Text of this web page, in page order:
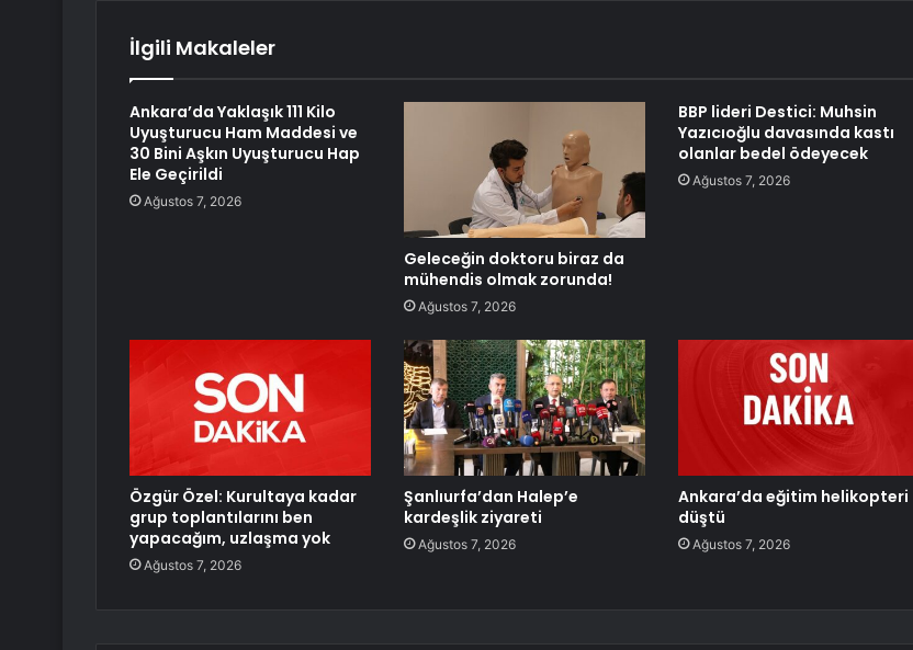
İlgili Makaleler
Ankara’da Yaklaşık 111 Kilo
Uyuşturucu Ham Maddesi ve
30 Bini Aşkın Uyuşturucu Hap
Ele Geçirildi
Ağustos 7, 2026
Geleceğin doktoru biraz da
mühendis olmak zorunda!
Ağustos 7, 2026
BBP lideri Destici: Muhsin
Yazıcıoğlu davasında kastı
olanlar bedel ödeyecek
Ağustos 7, 2026
Özgür Özel: Kurultaya kadar
grup toplantılarını ben
yapacağım, uzlaşma yok
Ağustos 7, 2026
Şanlıurfa’dan Halep’e
kardeşlik ziyareti
Ağustos 7, 2026
Ankara’da eğitim helikopteri
düştü
Ağustos 7, 2026